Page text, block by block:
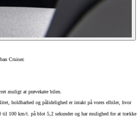
Cruiser.
muligt at prøvekøre bilen.
holdbarhed og pålidelighed er intakt på vores elbiler, hvor
100 km/t. på blot 5,2 sekunder og har mulighed for at trække